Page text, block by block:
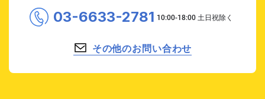
03-6633-2781
その他のお問い合わせ